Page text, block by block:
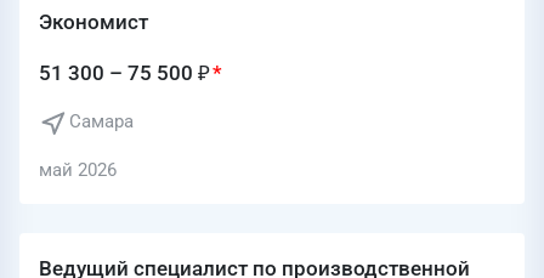
Экономист
51 300 – 75 500 ₽
Самара
май 2026
Ведущий специалист по производственной